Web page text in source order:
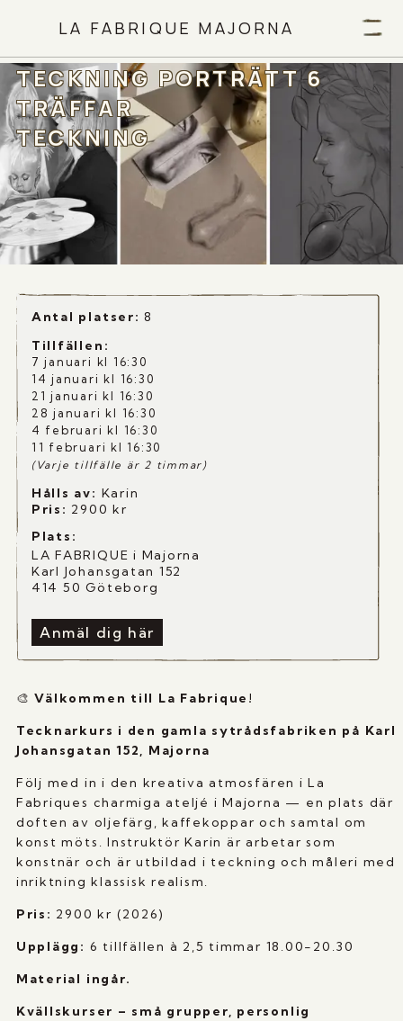
LA FABRIQUE MAJORNA
TECKNING PORTRÄTT 6
TRÄFFAR
TECKNING
Antal platser: 8
Tillfällen :
7 januari kl 16:30
14 januari kl 16:30
21 januari kl 16:30
28 januari kl 16:30
4 februari kl 16:30
11 februari kl 16:30
(Varje tillfälle är 2 timmar)
Hålls av: Karin
Pris: 2900 kr
Plats:
LA FABRIQUE i Majorna
Karl Johansgatan 152
414 50 Göteborg
Anmäl dig här
🎨 Välkommen till La Fabrique!
Tecknarkurs i den gamla sytrådsfabriken på Karl
Johansgatan 152, Majorna
Följ med in i den kreativa atmosfären i La
Fabriques charmiga ateljé i Majorna — en plats där
doften av oljefärg, kaffekoppar och samtal om
konst möts. Instruktör Karin är arbetar som
konstnär och är utbildad i teckning och måleri med
inriktning klassisk realism.
Pris: 2900 kr (2026)
Upplägg: 6 tillfällen à 2,5 timmar 18.00-20.30
Material ingår.
Kvällskurser – små grupper, personlig